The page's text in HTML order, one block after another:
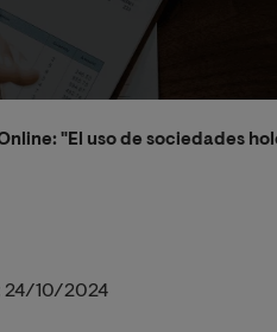
"El uso de sociedades
24/10/2024